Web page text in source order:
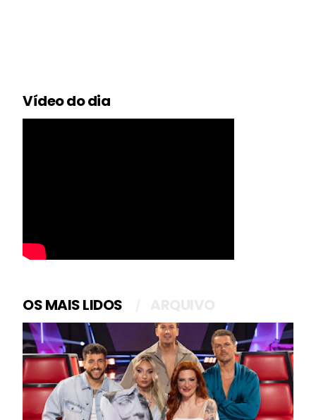
Vídeo do dia
OS MAIS LIDOS